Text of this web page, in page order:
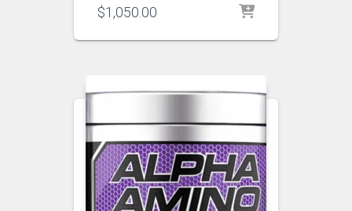
$1,050.00